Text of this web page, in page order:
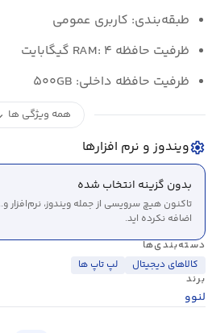
طبقه‌بندی: کاربری عمومی
ظرفیت حافظه RAM: ۴ گیگابایت
ظرفیت حافظه داخلی: ۵۰۰GB
همه ویژگی ها
ویندوز و نرم افزارهاsettings
بدون گزینه انتخاب شده
تاکنون هیچ سرویسی از جمله ویندوز، نرم‌افزار
اضافه نکرده اید.
دسته‌بندی‌ها
کالاهای دیجیتال
لپ تاپ ها
برند
لنوو